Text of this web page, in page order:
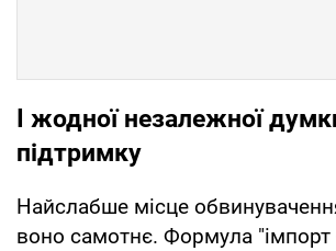
І жодної незалежної
підтримку
Найслабше місце
воно самотнє. Формула "імпорт